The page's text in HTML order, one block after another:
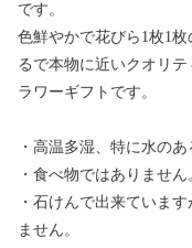
です。
色鮮やかで花びら1枚1
るで本物に近いクオリ
ラワーギフトです。
・高温多湿、特に水の
・食べ物ではありませ
・石けんで出来ていま
ません。